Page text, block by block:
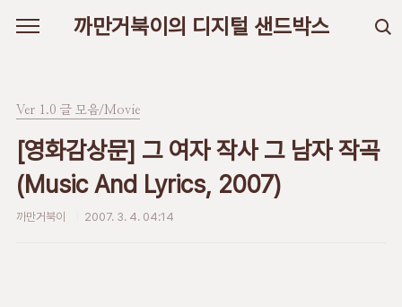
까만거북이의 디지털 샌드박스
Ver 1.0 글 모음/Movie
[영화감상문] 그 여자 작사 그 남자 작곡
(Music And Lyrics, 2007)
까만거북이 2007. 3. 4. 04:14